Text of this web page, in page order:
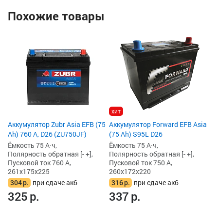
Похожие товары
Аккумулятор Zubr Asia EFB (75
Ah) 760 А, D26 (ZU750JF)
Ёмкость 75 А·ч,
Полярность обратная [- +],
Пусковой ток 760 А,
261x175x225
304р. при сдаче акб
325р.
хит
Аккумулятор Forward EFB Asia
(75 Ah) S95L D26
Ёмкость 75 А·ч,
Полярность обратная [- +],
Пусковой ток 750 А,
260x172x220
316р. при сдаче акб
337р.